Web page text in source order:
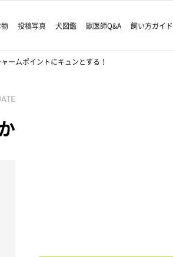
投稿写真 犬図鑑 獣医師Q&A 飼い方ガイド
ームポイントにキュンとする！